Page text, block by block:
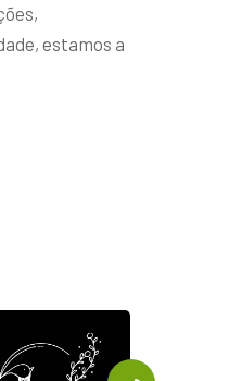
estamos a